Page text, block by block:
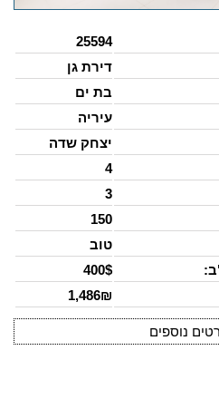
25594
דירת גן
בת ים
עיריה
יצחק שדה
4
3
150
טוב
400$
1,486₪
נוספים